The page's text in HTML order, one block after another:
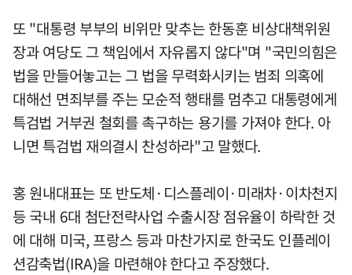
또 "대통령 부부의 비위만 맞추는 한동훈 비상대책위원
장과 여당도 그 책임에서 자유롭지 않다"며 "국민의힘은
법을 만들어놓고는 그 법을 무력화시키는 범죄 의혹에
대해선 면죄부를 주는 모순적 행태를 멈추고 대통령에게
특검법 거부권 철회를 촉구하는 용기를 가져야 한다. 아
니면 특검법 재의결시 찬성하라"고 말했다.
홍 원내대표는 또 반도체·디스플레이·미래차·이차천지
등 국내 6대 첨단전략사업 수출시장 점유율이 하락한 것
에 대해 미국, 프랑스 등과 마찬가지로 한국도 인플레이
션감축법(IRA)을 마련해야 한다고 주장했다.